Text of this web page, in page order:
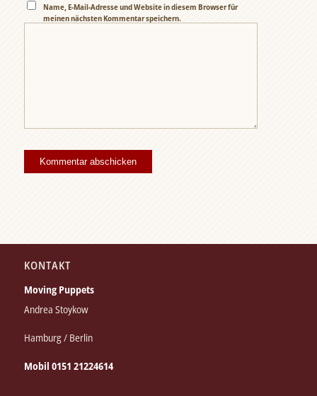
Name, E-Mail-Adresse und Website in diesem Browser für
meinen nächsten Kommentar speichern.
KONTAKT
Moving Puppets
Andrea Stoykow
Hamburg / Berlin
Mobil 0151 21224614